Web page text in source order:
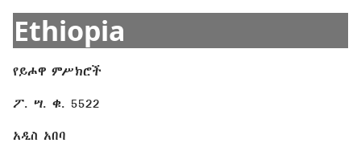
Ethiopia
የይሖዋ ምሥክሮች
ፖ. ሣ. ቁ. 5522
አዲስ አበባ